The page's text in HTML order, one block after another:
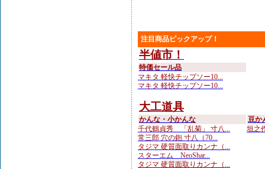
注目商品ピックアップ！
半値市！
特価セール品
マキタ 軽快チップソー10...
マキタ 軽快チップソー10...
大工道具
かんな・小かんな
千代鶴貞秀 「乱菊」 寸八...
常三郎 穴の鉋 寸八（70...
タジマ 硬質面取りカンナ（...
スターエム NeoShar...
タジマ 硬質面取りカンナ（...
豆か
垣之